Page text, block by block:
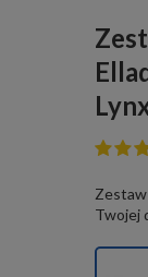
Twojej